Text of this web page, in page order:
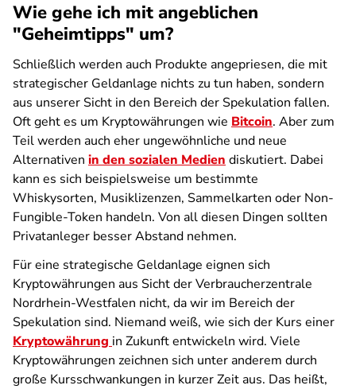
Wie gehe ich mit angeblichen
"Geheimtipps" um?
Schließlich werden auch Produkte angepriesen, die mit
strategischer Geldanlage nichts zu tun haben, sondern
aus unserer Sicht in den Bereich der Spekulation fallen.
Oft geht es um Kryptowährungen wie Bitcoin. Aber zum
Teil werden auch eher ungewöhnliche und neue
Alternativen in den sozialen Medien diskutiert. Dabei
kann es sich beispielsweise um bestimmte
Whiskysorten, Musiklizenzen, Sammelkarten oder Non-
Fungible-Token handeln. Von all diesen Dingen sollten
Privatanleger besser Abstand nehmen.
Für eine strategische Geldanlage eignen sich
Kryptowährungen aus Sicht der Verbraucherzentrale
Nordrhein-Westfalen nicht, da wir im Bereich der
Spekulation sind. Niemand weiß, wie sich der Kurs einer
Kryptowährung in Zukunft entwickeln wird. Viele
Kryptowährungen zeichnen sich unter anderem durch
große Kursschwankungen in kurzer Zeit aus. Das heißt,